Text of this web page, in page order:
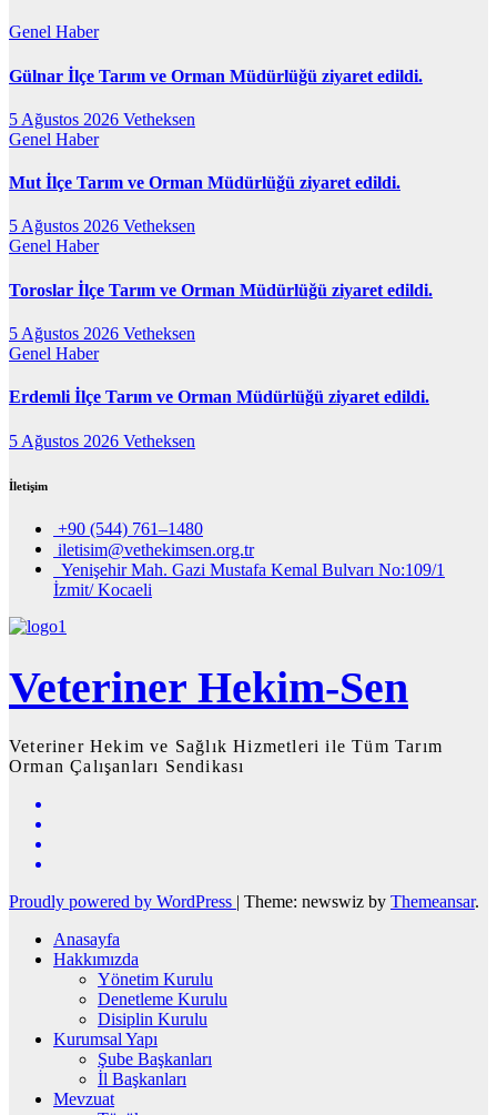
Genel Haber
Gülnar İlçe Tarım ve Orman Müdürlüğü ziyaret edildi.
5 Ağustos 2026 Vetheksen
Genel Haber
Mut İlçe Tarım ve Orman Müdürlüğü ziyaret edildi.
5 Ağustos 2026 Vetheksen
Genel Haber
Toroslar İlçe Tarım ve Orman Müdürlüğü ziyaret edildi.
5 Ağustos 2026 Vetheksen
Genel Haber
Erdemli İlçe Tarım ve Orman Müdürlüğü ziyaret edildi.
5 Ağustos 2026 Vetheksen
İletişim
+90 (544) 761–1480
iletisim@vethekimsen.org.tr
Yenişehir Mah. Gazi Mustafa Kemal Bulvarı No:109/1
İzmit/ Kocaeli
Veteriner Hekim-Sen
Veteriner Hekim ve Sağlık Hizmetleri ile Tüm Tarım
Orman Çalışanları Sendikası
Proudly powered by WordPress | Theme: newswiz by Themeansar.
Anasayfa
Hakkımızda
Yönetim Kurulu
Denetleme Kurulu
Disiplin Kurulu
Kurumsal Yapı
Şube Başkanları
İl Başkanları
Mevzuat